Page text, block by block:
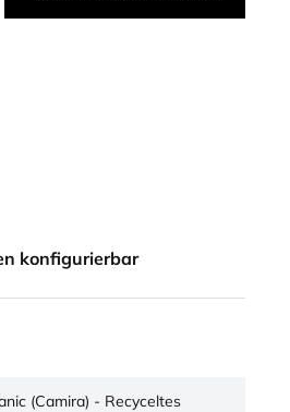
konfigurierbar
(Camira) - Recyceltes